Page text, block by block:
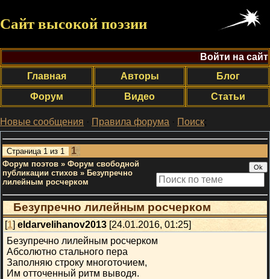
Сайт высокой поэзии
Войти на сайт
Главная
Авторы
Блог
Форум
Видео Статьи
Новые сообщения · Правила форума · Поиск;
Страница 1 из 1 1
Форум поэтов » Форум свободной
публикации стихов » Безупречно
лилейным росчерком
Безупречно лилейным росчерком
[1] eldarvelihanov2013 [24.01.2016, 01:25]
Безупречно лилейным росчерком
Абсолютно стального пера
Заполняю строку многоточием,
Им отточенный ритм выводя.